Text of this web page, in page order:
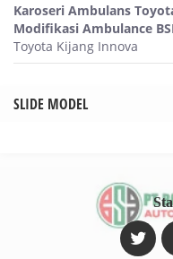
Karoseri Ambulans
Modifikasi Ambulance
Toyota Kijang Innova
SLIDE MODEL